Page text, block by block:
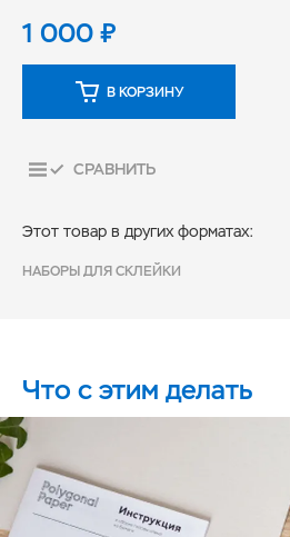
1 000₽
В КОРЗИНУ
СРАВНИТЬ
Этот товар в других форматах:
НАБОРЫ ДЛЯ СКЛЕЙКИ
Что с этим делать